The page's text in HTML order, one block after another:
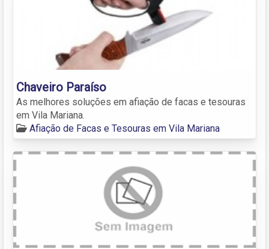
Chaveiro Paraíso
As melhores soluções em afiação de facas e tesouras
em Vila Mariana.
Afiação de Facas e Tesouras em Vila Mariana